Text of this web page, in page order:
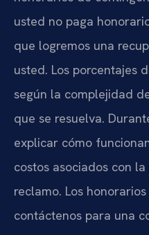
usted no paga
que logremos una
usted. Los porcentajes
según la complejidad
que se resuelva.
explicar cómo
costos asociados con
reclamo. Los
contáctenos para una